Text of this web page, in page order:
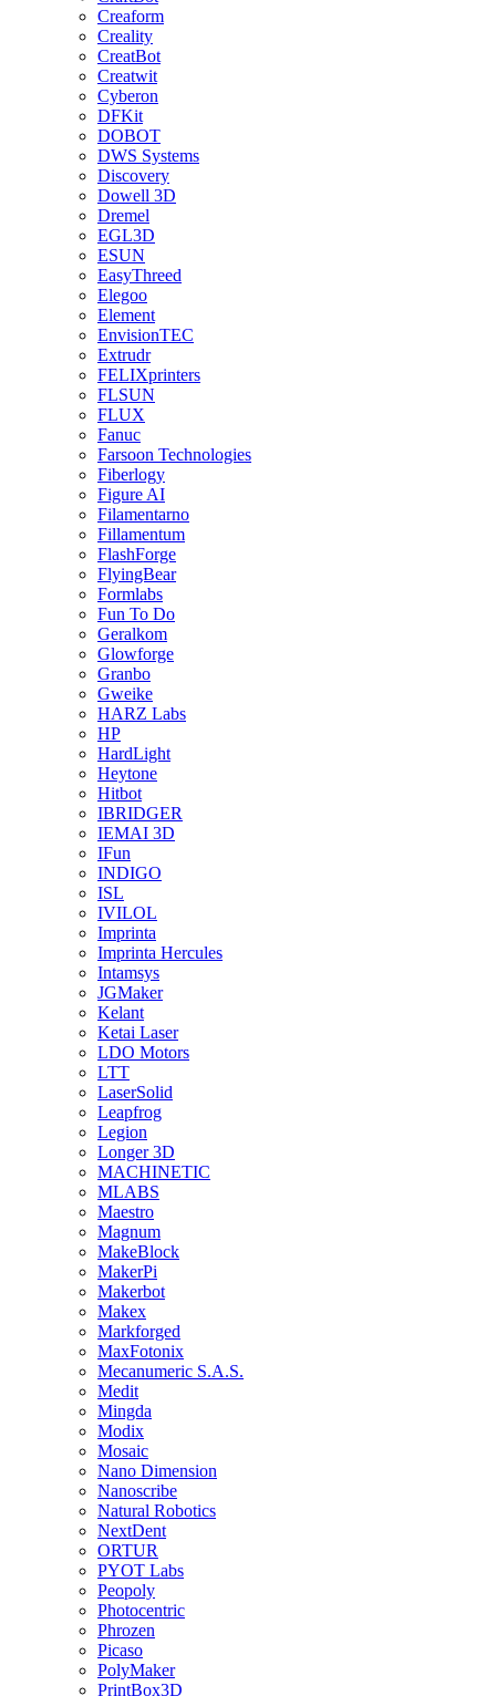
Creaform
Creality
CreatBot
Creatwit
Cyberon
DFKit
DOBOT
DWS Systems
Discovery
Dowell 3D
Dremel
EGL3D
ESUN
EasyThreed
Elegoo
Element
EnvisionTEC
Extrudr
FELIXprinters
FLSUN
FLUX
Fanuc
Farsoon Technologies
Fiberlogy
Figure AI
Filamentarno
Fillamentum
FlashForge
FlyingBear
Formlabs
Fun To Do
Geralkom
Glowforge
Granbo
Gweike
HARZ Labs
HP
HardLight
Heytone
Hitbot
IBRIDGER
IEMAI 3D
IFun
INDIGO
ISL
IVILOL
Imprinta
Imprinta Hercules
Intamsys
JGMaker
Kelant
Ketai Laser
LDO Motors
LTT
LaserSolid
Leapfrog
Legion
Longer 3D
MACHINETIC
MLABS
Maestro
Magnum
MakeBlock
MakerPi
Makerbot
Makex
Markforged
MaxFotonix
Mecanumeric S.A.S.
Medit
Mingda
Modix
Mosaic
Nano Dimension
Nanoscribe
Natural Robotics
NextDent
ORTUR
PYOT Labs
Peopoly
Photocentric
Phrozen
Picaso
PolyMaker
PrintBox3D